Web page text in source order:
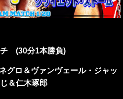
(30分1本勝負)
グロ＆ヴァンヴェール・ジャッ
＆仁木琢郎